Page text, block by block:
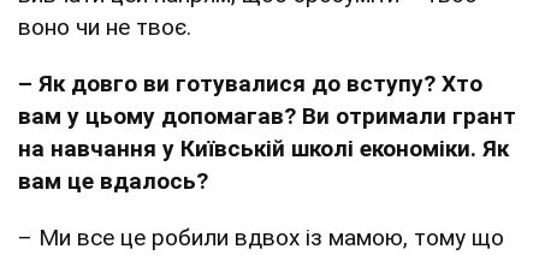
воно чи не твоє.
– Як довго ви готувалися до вступу? Хто
вам у цьому допомагав? Ви отримали грант
на навчання у Київській школі економіки. Як
вам це вдалось?
– Ми все це робили вдвох із мамою, тому що